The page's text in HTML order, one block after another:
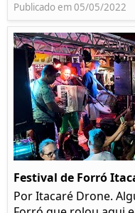
Publicado em 05/05/2022
Festival de Forró
Por Itacaré Drone.